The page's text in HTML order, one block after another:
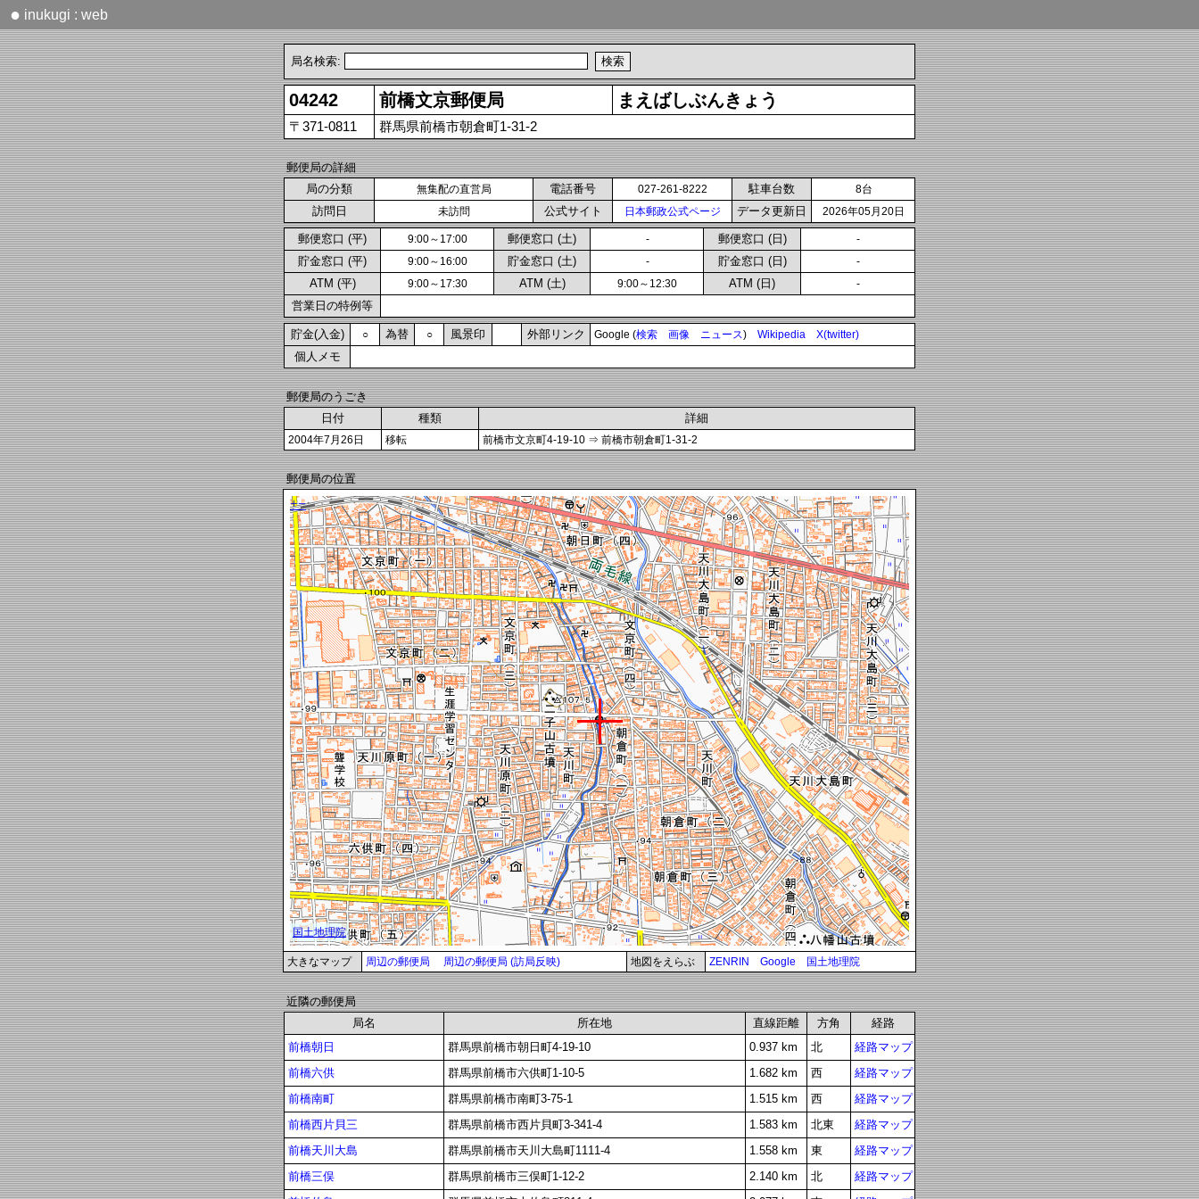
● inukugi : web
局名検索:
04242 前橋文京郵便局 まえばしぶんきょう
〒371-0811 群馬県前橋市朝倉町1-31-2
郵便局の詳細
局の分類
無集配の直営局 電話番号 027-261-8222 駐車台数 8台
訪問日 未訪問 公式サイト 日本郵政公式ページ データ更新日 2026年05月20日
郵便窓口 (平) 9:00～17:00 郵便窓口 (土) - 郵便窓口 (日) -
貯金窓口 (平) 9:00～16:00 貯金窓口 (土) - 貯金窓口 (日) -
ATM (平) 9:00～17:30 ATM (土) 9:00～12:30 ATM (日) -
営業日の特例等
貯金(入金) ○ 為替 ○ 風景印 外部リンク Google (検索 画像 ニュース) Wikipedia X(twitter)
個人メモ
郵便局のうごき
日付
種類 詳細
2004年7月26日 移転 前橋市文京町4-19-10 ⇒ 前橋市朝倉町1-31-2
郵便局の位置
大きなマップ 周辺の郵便局 周辺の郵便局 (訪局反映) 地図をえらぶ ZENRIN Google 国土地理院
近隣の郵便局
局名
所在地 直線距離 方角
経路
前橋朝日
群馬県前橋市朝日町4-19-10 0.937 km 北
経路マップ
前橋六供
群馬県前橋市六供町1-10-5 1.682 km 西
経路マップ
前橋南町
群馬県前橋市南町3-75-1 1.515 km 西
経路マップ
前橋西片貝三
群馬県前橋市西片貝町3-341-4 1.583 km 北東
経路マップ
前橋天川大島
群馬県前橋市天川大島町1111-4 1.558 km 東
経路マップ
前橋三俣
群馬県前橋市三俣町1-12-2 2.140 km 北
経路マップ